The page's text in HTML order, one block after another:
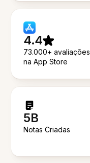
4.4
73.000+ avaliações
na App Store
5B
Notas Criadas